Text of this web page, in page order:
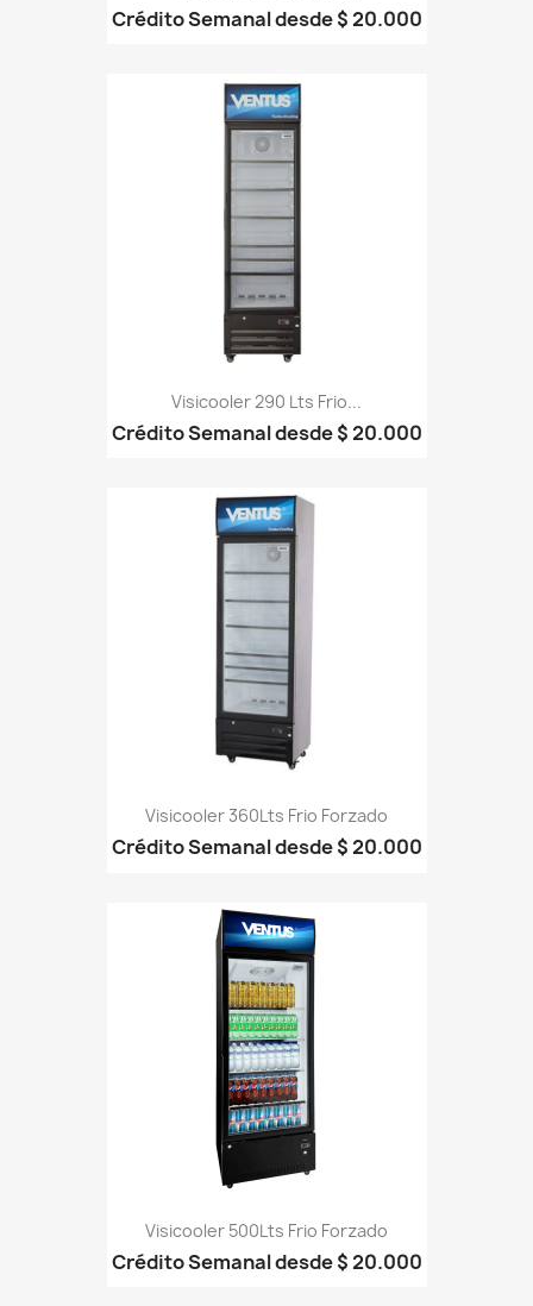
Crédito Semanal desde $ 20.000
Visicooler 290 Lts Frio...
Crédito Semanal desde $ 20.000
Visicooler 360Lts Frio Forzado
Crédito Semanal desde $ 20.000
Visicooler 500Lts Frio Forzado
Crédito Semanal desde $ 20.000